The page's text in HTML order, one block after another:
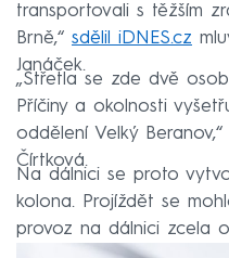
transportovali s těžším
Brně,“ sdělil iDNES.cz
Janáček.
„Střetla se zde dvě
Příčiny a okolnosti
oddělení Velký
Čírtková.
Na dálnici se proto
kolona. Projíždět se
provoz na dálnici zcela